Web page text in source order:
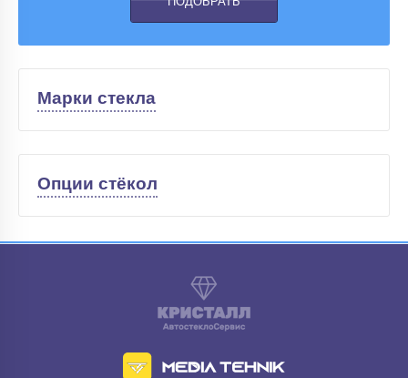
Марки стекла
Опции стёкол